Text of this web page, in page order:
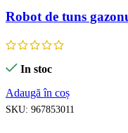
Robot de tuns
In stoc
Adaugă în coș
SKU: 967853011